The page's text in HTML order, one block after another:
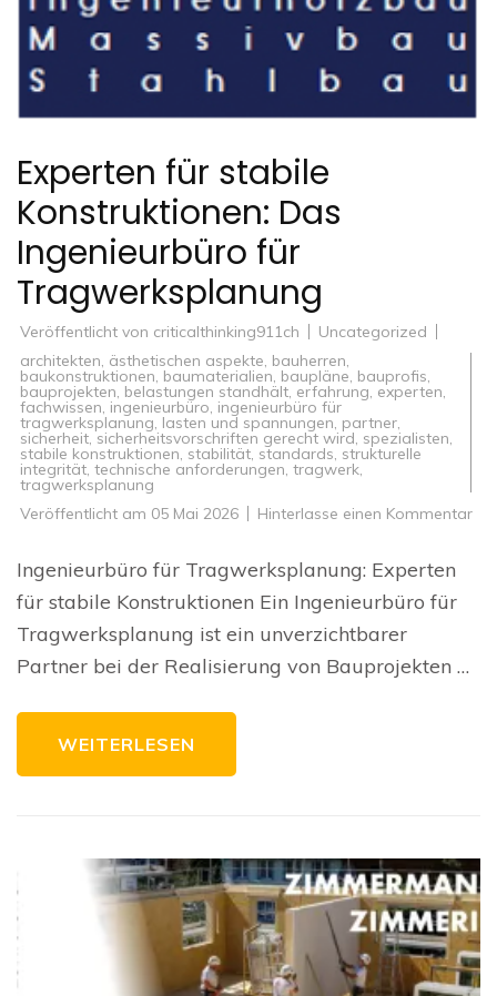
Experten für stabile
Konstruktionen: Das
Ingenieurbüro für
Tragwerksplanung
Veröffentlicht von criticalthinking911ch
Uncategorized
architekten, ästhetischen aspekte, bauherren,
baukonstruktionen, baumaterialien, baupläne, bauprofis,
bauprojekten, belastungen standhält, erfahrung, experten,
fachwissen, ingenieurbüro, ingenieurbüro für
tragwerksplanung, lasten und spannungen, partner,
sicherheit,sicherheitsvorschriften gerecht wird, spezialisten,
stabile konstruktionen, stabilität, standards, strukturelle
integrität, technische anforderungen, tragwerk,
tragwerksplanung
Veröffentlicht am 05 Mai 2026 Hinterlasse einen Kommentarzu
Ingenieurbüro für Tragwerksplanung: Experten
für stabile Konstruktionen Ein Ingenieurbüro für
Tragwerksplanung ist ein unverzichtbarer
Partner bei der Realisierung von Bauprojekten …
WEITERLESEN